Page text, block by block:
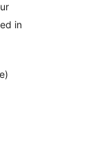
in